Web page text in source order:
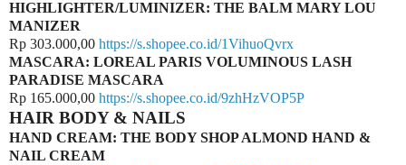
HIGHLIGHTER/LUMINIZER: THE BALM MARY LOU
MANIZER
Rp 303.000,00 https://s.shopee.co.id/1VihuoQvrx
MASCARA: LOREAL PARIS VOLUMINOUS LASH
PARADISE MASCARA
Rp 165.000,00 https://s.shopee.co.id/9zhHzVOP5P
HAIR BODY & NAILS
HAND CREAM: THE BODY SHOP ALMOND HAND &
NAIL CREAM